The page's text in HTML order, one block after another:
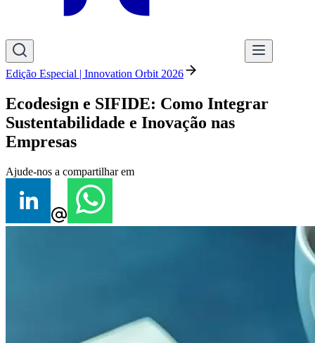
Edição Especial | Innovation Orbit 2026
Ecodesign e SIFIDE: Como Integrar
Sustentabilidade e Inovação nas
Empresas
Ajude-nos a compartilhar em